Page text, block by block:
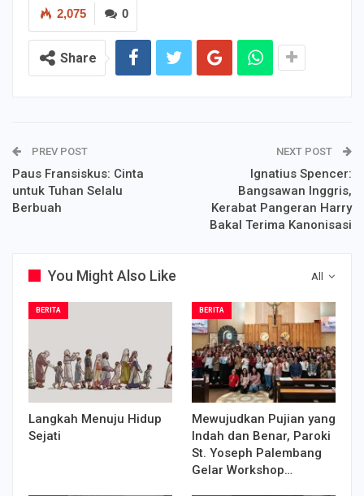
0
2,075
Share
PREV POST
Paus Fransiskus: Cinta
untuk Tuhan Selalu
Berbuah
NEXT POST
Ignatius Spencer:
Bangsawan Inggris,
Kerabat Pangeran Harry
Bakal Terima Kanonisasi
All
You Might Also Like
BERITA
Langkah Menuju Hidup
Sejati
BERITA
Mewujudkan Pujian yang
Indah dan Benar, Paroki
St. Yoseph Palembang
Gelar Workshop…